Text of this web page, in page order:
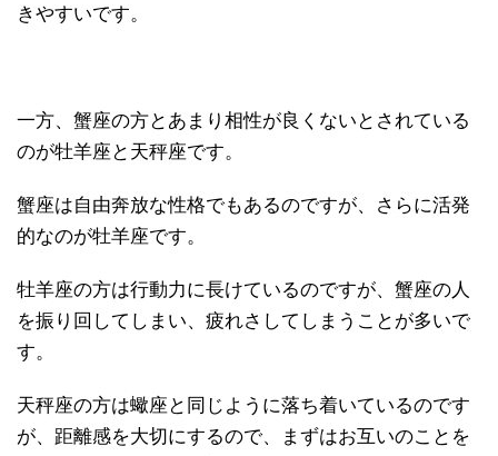
きやすいです。
一方、蟹座の方とあまり相性が良くないとされている
のが牡羊座と天秤座です。
蟹座は自由奔放な性格でもあるのですが、さらに活発
的なのが牡羊座です。
牡羊座の方は行動力に長けているのですが、蟹座の人
を振り回してしまい、疲れさしてしまうことが多いで
す。
天秤座の方は蠍座と同じように落ち着いているのです
が、距離感を大切にするので、まずはお互いのことを